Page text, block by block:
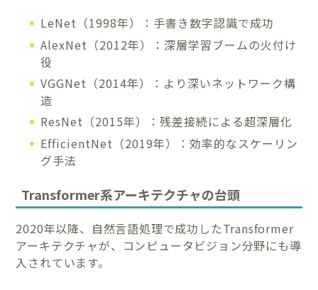
LeNet（1998年）：手書き数字認識で成功
AlexNet（2012年）：深層学習ブームの火付け
役
VGGNet（2014年）：より深いネットワーク構
造
ResNet（2015年）：残差接続による超深層化
EfficientNet（2019年）：効率的なスケーリン
グ手法
Transformer系アーキテクチャの台頭
2020年以降、自然言語処理で成功したTransformer
アーキテクチャが、コンピュータビジョン分野にも導
入されています。